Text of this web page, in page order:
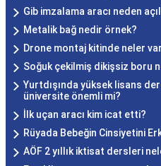
Gib imzalama aracı neden
Metalik bağ nedir örnek?
Drone montaj kitinde neler
Soğuk çekilmiş dikişsiz boru
Yurtdışında yüksek lisans
üniversite önemli mi?
İlk uçan aracı kim icat etti?
Rüyada Bebeğin Cinsiyetini
AÖF 2 yıllık iktisat dersleri